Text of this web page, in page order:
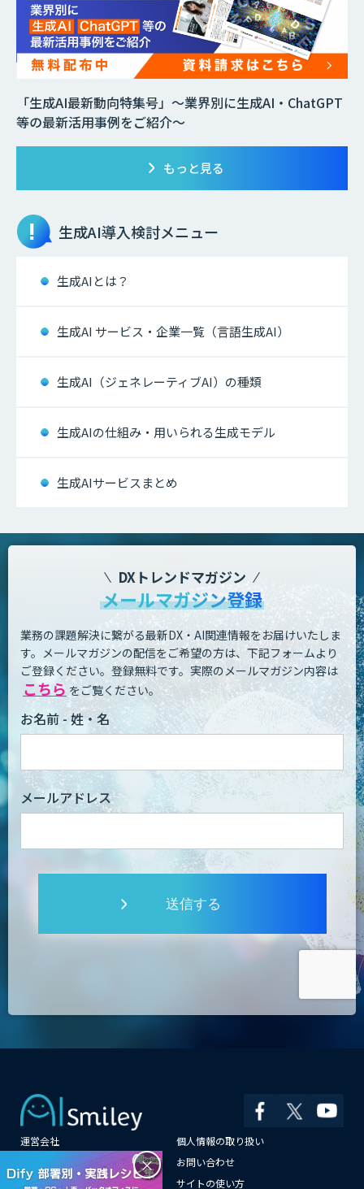
「生成AI最新動向特集号」～業界別に生成AI・ChatGPT
等の最新活用事例をご紹介～
もっと見る
生成AI導入検討メニュー
生成AIとは？
生成AI サービス・企業一覧（言語生成AI）
生成AI（ジェネレーティブAI）の種類
生成AIの仕組み・用いられる生成モデル
生成AIサービスまとめ
DXトレンドマガジン
メールマガジン登録
業務の課題解決に繋がる最新DX・AI関連情報をお届けいたしま
す。 メールマガジンの配信をご希望の方は、下記フォームより
ご登録ください。登録無料です。 実際のメールマガジン内容は
こちら をご覧ください。
お名前 - 姓・名
メールアドレス
送信する
運営会社
個人情報の取り扱い
お問い合わせ
メールマガジン登録
サイトの使い方
×